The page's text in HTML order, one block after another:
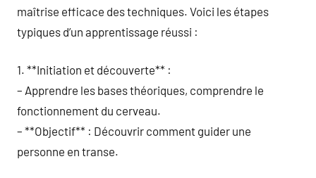
maîtrise efficace des techniques. Voici les étapes
typiques d’un apprentissage réussi :
1. **Initiation et découverte** :
– Apprendre les bases théoriques, comprendre le
fonctionnement du cerveau.
– **Objectif** : Découvrir comment guider une
personne en transe.